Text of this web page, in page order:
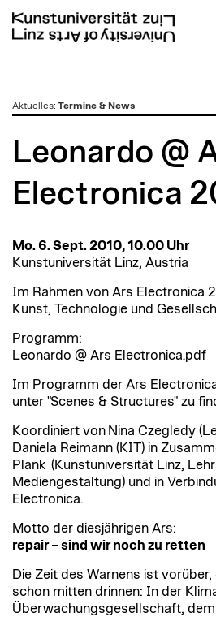
zumAktuelles: Termine & News
Leonardo @
Electronica
Mo. 6. Sept. 2010, 10.00 Uhr
Kunstuniversität Linz, Austria
Im Rahmen von Ars Electronica
Kunst, Technologie und
Programm:
Leonardo @ Ars Electronica.pdf
Im Programm der Ars
unter "Scenes & Structures" zu
Koordiniert von Nina Czegledy
Daniela Reimann (KIT) in
Plank (Kunstuniversität Linz,
Mediengestaltung) und in
Electronica.
Motto der diesjährigen Ars:
repair – sind wir noch zu retten
Die Zeit des Warnens ist
schon mitten drinnen: In der
Überwachungsgesellschaft,